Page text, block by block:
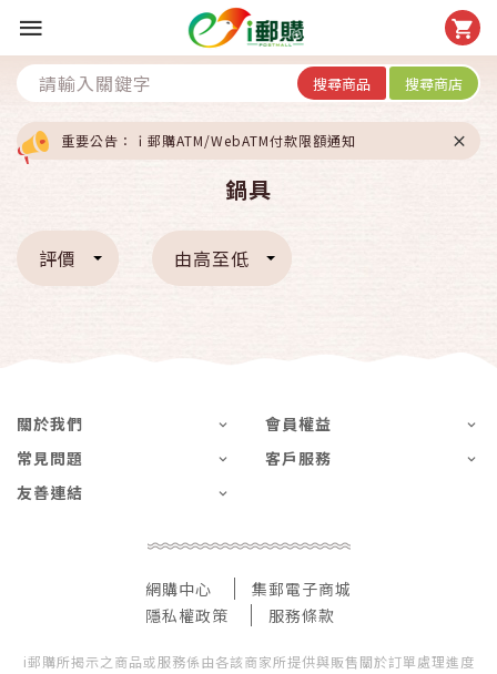
搜尋商品 搜尋商店
重要公告：ｉ郵購ATM/WebATM付款限額通知
鍋具
評價 由高至低
關於我們
會員權益
常見問題
客戶服務
友善連結
網購中心
集郵電子商城
隱私權政策
服務條款
i郵購所揭示之商品或服務係由各該商家所提供與販售關於訂單處理進度